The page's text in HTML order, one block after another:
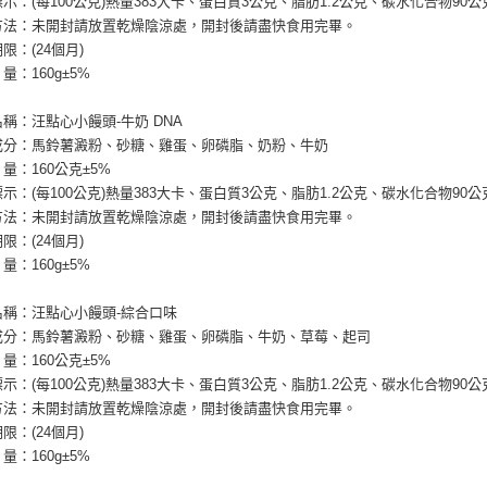
宅配【全
：未開封請放置乾燥陰涼處，開封後請盡快食用完畢。
：(24個月)
160g±5%
：汪點心小饅頭-牛奶 DNA
：馬鈴薯澱粉、砂糖、雞蛋、卵磷脂、奶粉、牛奶
160公克±5%
：(每100公克)熱量383大卡、蛋白質3公克、脂肪1.2公克、碳水化合物90公
：未開封請放置乾燥陰涼處，開封後請盡快食用完畢。
：(24個月)
160g±5%
：汪點心小饅頭-綜合口味
：馬鈴薯澱粉、砂糖、雞蛋、卵磷脂、牛奶、草莓、起司
160公克±5%
：(每100公克)熱量383大卡、蛋白質3公克、脂肪1.2公克、碳水化合物90公
：未開封請放置乾燥陰涼處，開封後請盡快食用完畢。
：(24個月)
160g±5%